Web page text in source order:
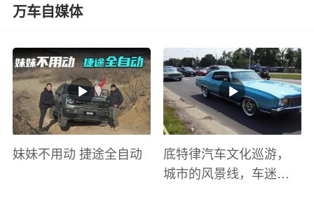
万车自媒体
妹妹不用动 捷途全自动
底特律汽车文化巡游，
城市的风景线，车迷的